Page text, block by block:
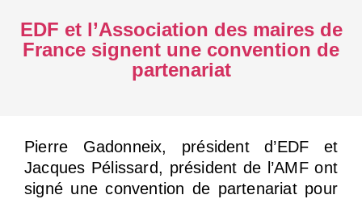
EDF et l’Association des maires de
France signent une convention de
partenariat
Pierre Gadonneix, président d’EDF et
Jacques Pélissard, président de l’AMF ont
signé une convention de partenariat pour